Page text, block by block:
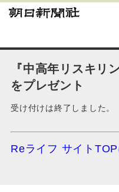
『中高年リスキリ
をプレゼント
受け付けは終了しました。
Reライフ サイト